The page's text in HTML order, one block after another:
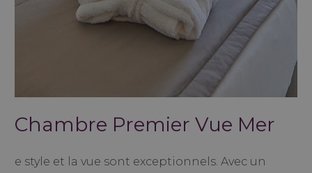
Chambre Premier Vue Mer
e style et la vue sont exceptionnels. Avec un